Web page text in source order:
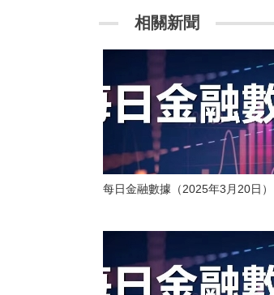
相關新聞
每日金融數據（2025年3月20日）